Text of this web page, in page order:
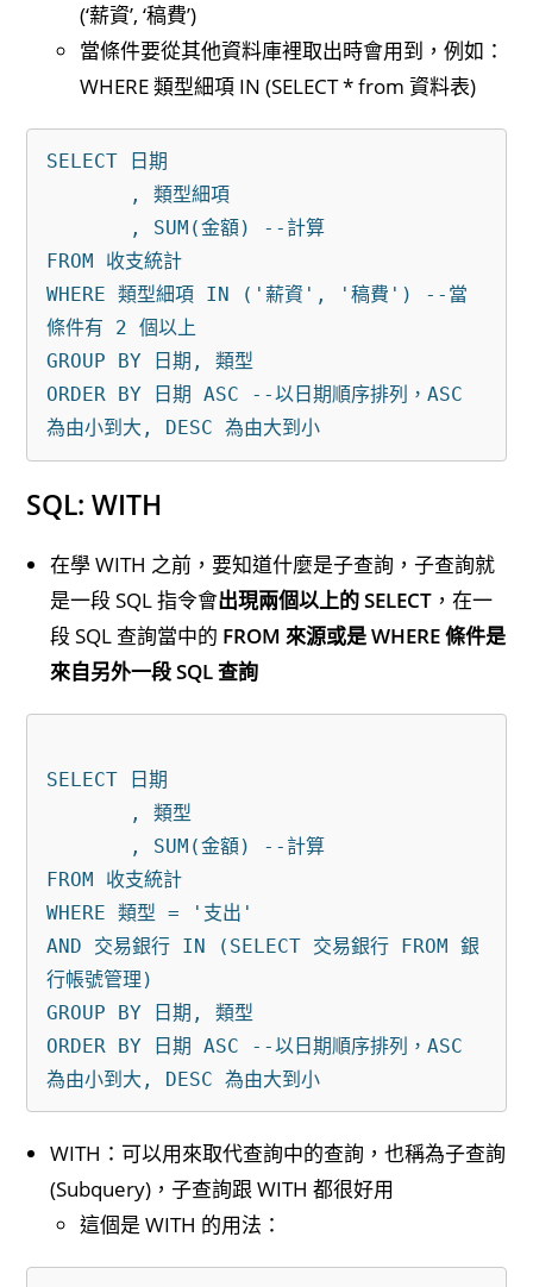
(‘薪資’, ‘稿費’)
當條件要從其他資料庫裡取出時會用到，例如：
WHERE 類型細項 IN (SELECT * from 資料表)
SELECT 日期
FROM 收支統計
WHERE 類型細項 IN ('薪資', '稿費') --當
條件有 2 個以上
GROUP BY 日期, 類型
ORDER BY 日期 ASC --以日期順序排列，ASC
SQL: WITH
在學 WITH 之前，要知道什麼是子查詢，子查詢就
是一段 SQL 指令會出現兩個以上的 SELECT ，在一
段 SQL 查詢當中的 FROM 來源或是 WHERE 條件是
來自另外一段 SQL 查詢
SELECT 日期
FROM 收支統計
WHERE 類型 = '支出'
AND 交易銀行 IN (SELECT 交易銀行 FROM 銀
行帳號管理)
GROUP BY 日期, 類型
ORDER BY 日期 ASC --以日期順序排列，ASC
WITH：可以用來取代查詢中的查詢，也稱為子查詢
(Subquery)，子查詢跟 WITH 都很好用
這個是 WITH 的用法：